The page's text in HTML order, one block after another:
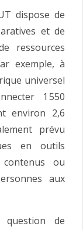
dispose de
et de
ressources
exemple, à
universel
1 550
environ 2,6
prévu
en outils
ou
aux
de